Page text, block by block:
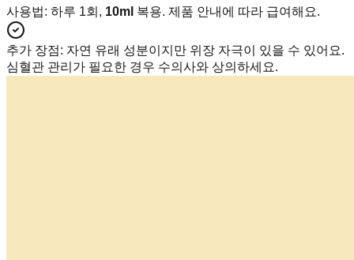
사용법: 하루 1회, 10ml 복용. 제품 안내에 따라 급여해요.
추가 장점: 자연 유래 성분이지만 위장 자극이 있을 수 있어요.
심혈관 관리가 필요한 경우 수의사와 상의하세요.